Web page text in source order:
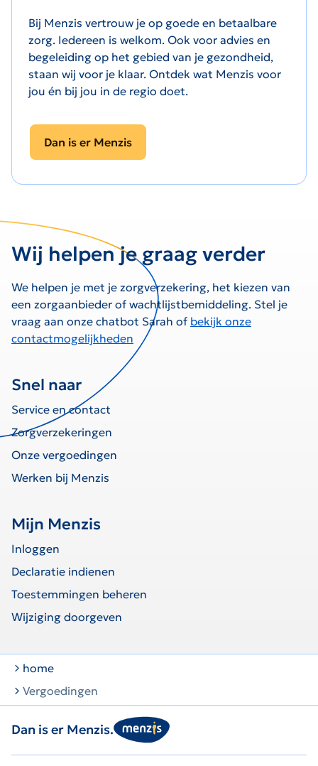
Bij Menzis vertrouw je op goede en betaalbare
zorg. Iedereen is welkom. Ook voor advies en
begeleiding op het gebied van je gezondheid,
staan wij voor je klaar. Ontdek wat Menzis voor
jou én bij jou in de regio doet.
Dan is er Menzis
Wij helpen je graag verder
We helpen je met je zorgverzekering, het kiezen van
een zorgaanbieder of wachtlijstbemiddeling. Stel je
vraag aan onze chatbot Sarah of bekijk onze
contactmogelijkheden
Snel naar
Service en contact
Zorgverzekeringen
Onze vergoedingen
Werken bij Menzis
Mijn Menzis
Inloggen
Declaratie indienen
Toestemmingen beheren
Wijziging doorgeven
home
Vergoedingen
Dan is er Menzis.